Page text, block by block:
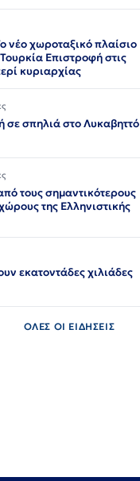
νέο χωροταξικό πλαίσιο
Επιστροφή στις
κυριαρχίας
σε σπηλιά στο Λυκαβηττό
τους σημαντικότερους
της Ελληνιστικής
εκατοντάδες χιλιάδες
ΟΛΕΣ ΟΙ ΕΙΔΗΣΕΙΣ